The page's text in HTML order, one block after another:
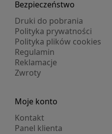
Bezpieczeństwo
Druki do pobrania
Polityka prywatności
Polityka plików cookies
Regulamin
Reklamacje
Zwroty
Moje konto
Kontakt
Panel klienta